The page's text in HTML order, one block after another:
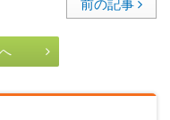
前の記事